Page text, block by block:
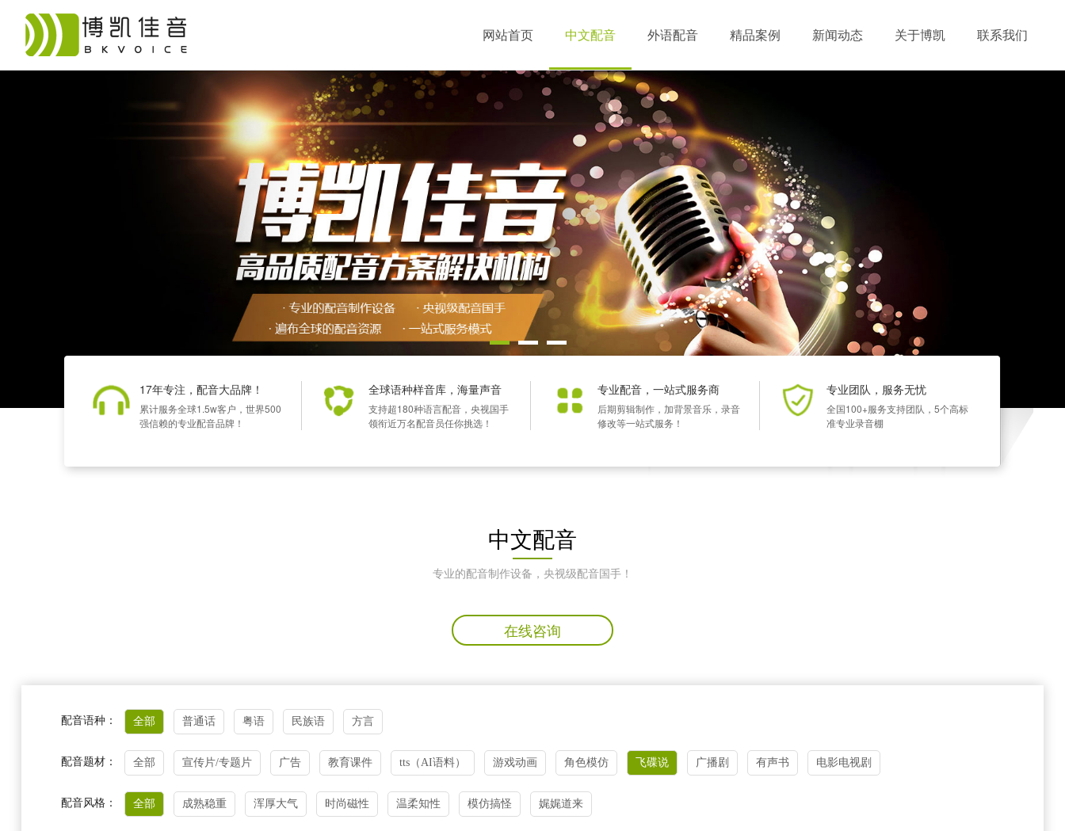
网站首页 中文配音 外语配音 精品案例 新闻动态 关于博凯 联系我们
17年专注，配音大品牌！
累计服务全球1.5w客户，世界500
强信赖的专业配音品牌！
全球语种样音库，海量声音
支持超180种语言配音，央视国手
领衔近万名配音员任你挑选！
专业配音，一站式服务商
后期剪辑制作，加背景音乐，录音
修改等一站式服务！
专业团队，服务无忧
全国100+服务支持团队，5个高标
准专业录音棚
中文配音
专业的配音制作设备，央视级配音国手！
在线咨询
配音语种： 全部 普通话 粤语 民族语 方言
配音题材： 全部 宣传片/专题片 广告 教育课件 tts（AI语料） 游戏动画 角色模仿 飞碟说 广播剧 有声书 电影电视剧
配音风格： 全部 成熟稳重 浑厚大气 时尚磁性 温柔知性 模仿搞怪 娓娓道来